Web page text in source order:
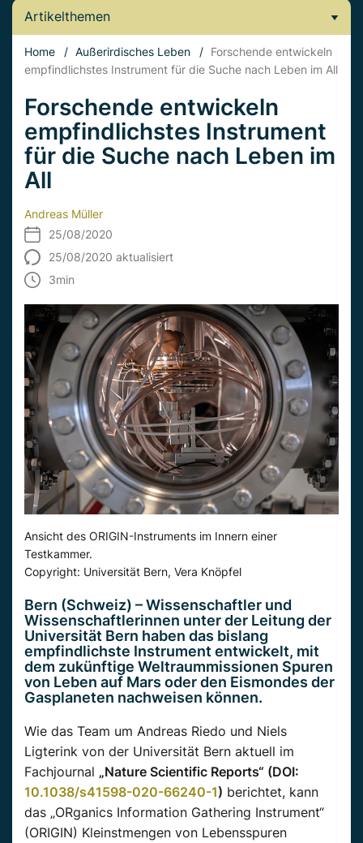
Artikelthemen
Home / Außerirdisches Leben / Forschende entwickeln
empfindlichstes Instrument für die Suche nach Leben im All
Forschende entwickeln
empfindlichstes Instrument
für die Suche nach Leben im
All
Andreas Müller
25/08/2020
25/08/2020 aktualisiert
3min
Ansicht des ORIGIN-Instruments im Innern einer
Testkammer.
Copyright: Universität Bern, Vera Knöpfel
Bern (Schweiz) – Wissenschaftler und
Wissenschaftlerinnen unter der Leitung der
Universität Bern haben das bislang
empfindlichste Instrument entwickelt, mit
dem zukünftige Weltraummissionen Spuren
von Leben auf Mars oder den Eismondes der
Gasplaneten nachweisen können.
Wie das Team um Andreas Riedo und Niels
Ligterink von der Universität Bern aktuell im
Fachjournal „Nature Scientific Reports“ (DOI:
10.1038/s41598-020-66240-1) berichtet, kann
das „ORganics Information Gathering Instrument“
(ORIGIN) Kleinstmengen von Lebensspuren